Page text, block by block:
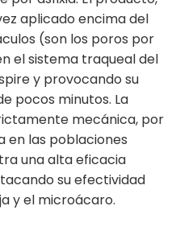
aplicado encima del
(son los poros por
el sistema traqueal del
y provocando su
pocos minutos. La
mecánica, por
en las poblaciones
una alta eficacia
su efectividad
y el microácaro.